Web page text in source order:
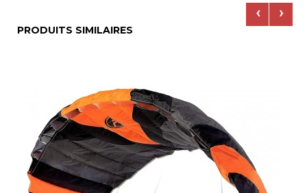
PRODUITS SIMILAIRES
‹ ›